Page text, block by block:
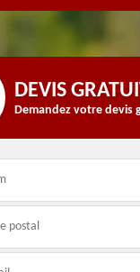
62 Pas-de-Calais
DEVIS
Demandez votre devis